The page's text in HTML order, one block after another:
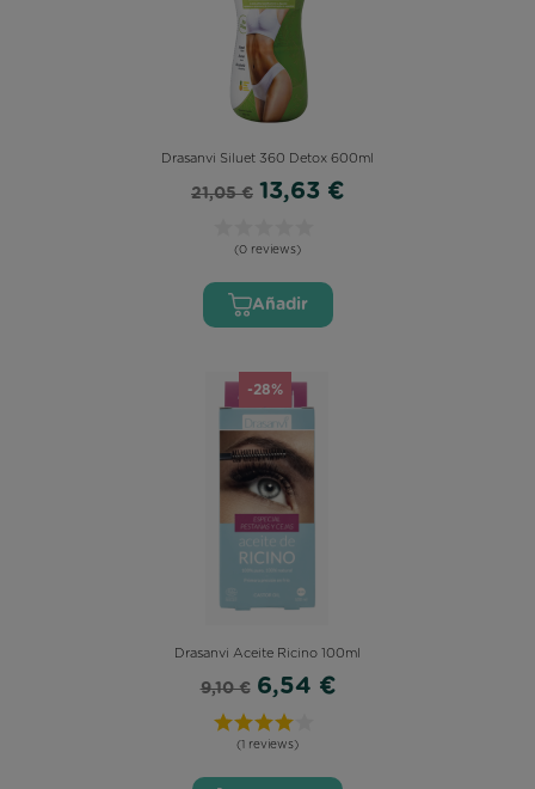
Drasanvi Siluet 360 Detox 600ml
21,05 € 13,63 €
(0 reviews)
Añadir
Drasanvi Aceite Ricino 100ml
9,10 € 6,54 €
(1 reviews)
-28%